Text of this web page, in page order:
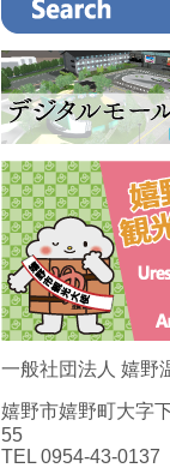
一般社団法人 嬉野
嬉野市嬉野町大字
55
TEL 0954-43-0137